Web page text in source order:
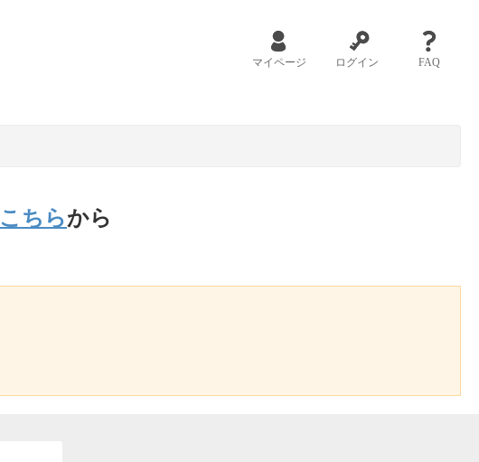
マイページ ログイン FAQ
こちらから